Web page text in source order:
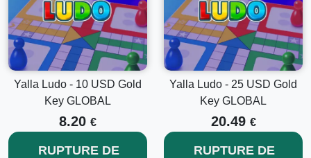
Yalla Ludo - 10 USD Gold
Key GLOBAL
8.20 €
RUPTURE DE
Yalla Ludo - 25 USD Gold
Key GLOBAL
20.49 €
RUPTURE DE